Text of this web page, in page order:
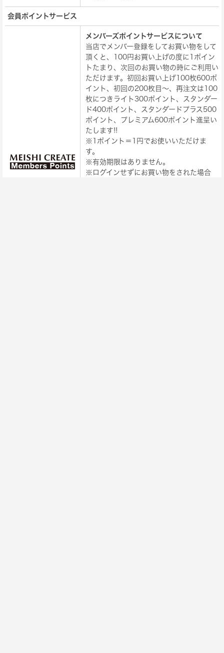
会員ポイントサービス
メンバーズポイントサービスについて
当店でメンバー登録をしてお買い物をして
頂くと、100円お買い上げの度に1ポイン
トたまり、次回のお買い物の時にご利用い
ただけます。初回お買い上げ100枚600ポ
イント、初回の200枚目～、再注文は100
枚につきライト300ポイント、スタンダー
ド400ポイント、スタンダードプラス500
ポイント、プレミアム600ポイント進呈い
たします!!
※1ポイント＝1円でお使いいただけま
す。
※有効期限はありません。
※ログインせずにお買い物をされた場合